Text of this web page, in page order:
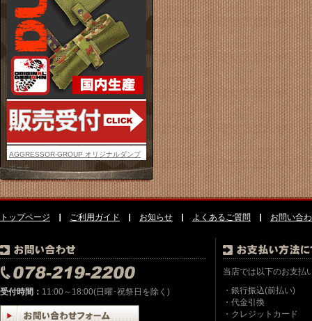
AGGRESSOR-GROUP オリジナルダンプ
ポーチ
トップページ ご利用ガイド お知らせ よくあるご質問 お問い合
受付時間： 11:00～18:00(日曜･祝祭日を除く)
当店では以下のお支払
・銀行振込(前払い)
・代金引換
・クレジットカード